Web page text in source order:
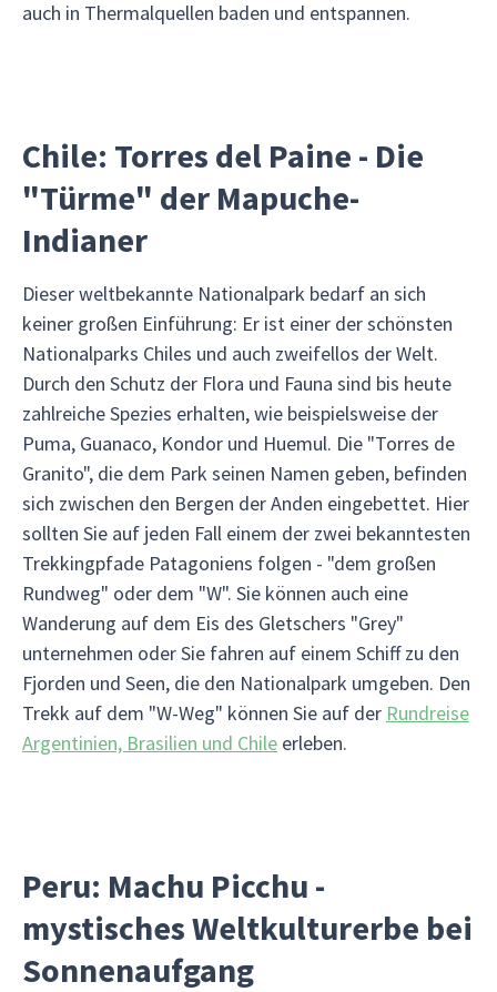
auch in Thermalquellen baden und entspannen.
Chile: Torres del Paine - Die
"Türme" der Mapuche-
Indianer
Dieser weltbekannte Nationalpark bedarf an sich
keiner großen Einführung: Er ist einer der schönsten
Nationalparks Chiles und auch zweifellos der Welt.
Durch den Schutz der Flora und Fauna sind bis heute
zahlreiche Spezies erhalten, wie beispielsweise der
Puma, Guanaco, Kondor und Huemul. Die "Torres de
Granito", die dem Park seinen Namen geben, befinden
sich zwischen den Bergen der Anden eingebettet. Hier
sollten Sie auf jeden Fall einem der zwei bekanntesten
Trekkingpfade Patagoniens folgen - "dem großen
Rundweg" oder dem "W". Sie können auch eine
Wanderung auf dem Eis des Gletschers "Grey"
unternehmen oder Sie fahren auf einem Schiff zu den
Fjorden und Seen, die den Nationalpark umgeben. Den
Trekk auf dem "W-Weg" können Sie auf der Rundreise
Argentinien, Brasilien und Chile erleben.
Peru: Machu Picchu -
mystisches Weltkulturerbe bei
Sonnenaufgang